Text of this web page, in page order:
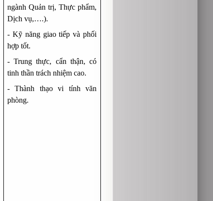
ngành Quản trị, Thực phẩm,
Dịch vụ,….).
- Kỹ năng giao tiếp và phối
hợp tốt.
- Trung thực, cẩn thận, có
tinh thần trách nhiệm cao.
- Thành thạo vi tính văn
phòng.